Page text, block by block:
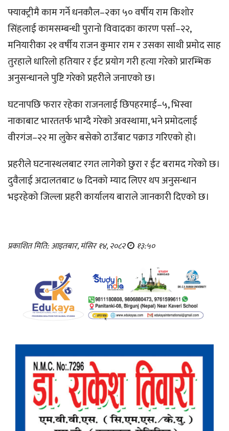
फ्याक्ट्रीमै काम गर्ने धनकौल–२का ५० वर्षीय राम किशोर
सिंहलाई कामसम्बन्धी पुरानो विवादका कारण पर्सा–२२,
मनियारीका २१ वर्षीय राजन कुमार राम र उसका साथी प्रमोद साह
तुरहाले धारिलो हतियार र ईट प्रयोग गरी हत्या गरेको प्रारम्भिक
अनुसन्धानले पुष्टि गरेको प्रहरीले जनाएको छ।
घटनापछि फरार रहेका राजनलाई छिपहरमाई–५, भिस्वा
नाकाबाट भारततर्फ भाग्दै गरेको अवस्थामा, भने प्रमोदलाई
वीरगंज–२२ मा लुकेर बसेको ठाउँबाट पक्राउ गरिएको हो।
प्रहरीले घटनास्थलबाट रगत लागेको छुरा र ईट बरामद गरेको छ।
दुवैलाई अदालतबाट ७ दिनको म्याद लिएर थप अनुसन्धान
भइरहेको जिल्ला प्रहरी कार्यालय बाराले जानकारी दिएको छ।
प्रकाशित मिति: आइतबार, मंसिर १४, २०८२ १३:५०